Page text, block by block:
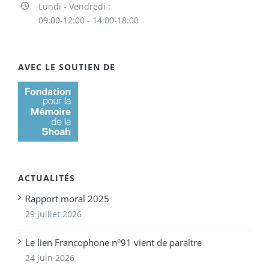
Lundi - Vendredi :
09:00-12:00 - 14:00-18:00
AVEC LE SOUTIEN DE
ACTUALITÉS
Rapport moral 2025
29 juillet 2026
Le lien Francophone n°91 vient de paraître
24 juin 2026